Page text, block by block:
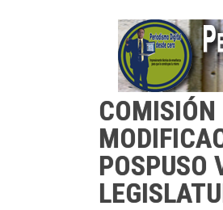
POSPUSO